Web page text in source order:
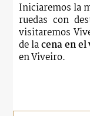
Iniciaremos la
ruedas con
visitaremos
de lacena en
en Viveiro.